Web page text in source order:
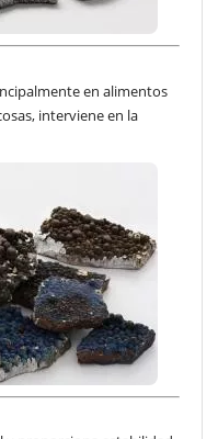
en alimentos
interviene en la